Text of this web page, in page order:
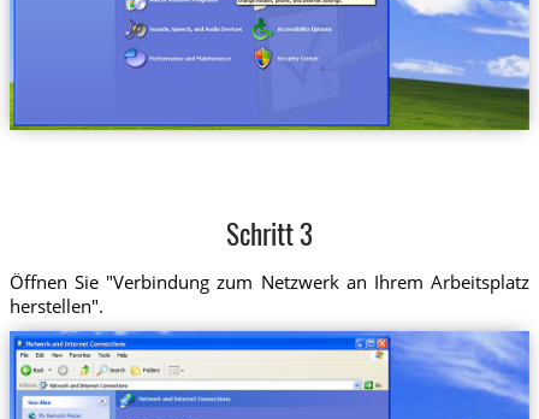
Schritt 3
Öffnen Sie "Verbindung zum Netzwerk an Ihrem Arbeitsplatz
herstellen".